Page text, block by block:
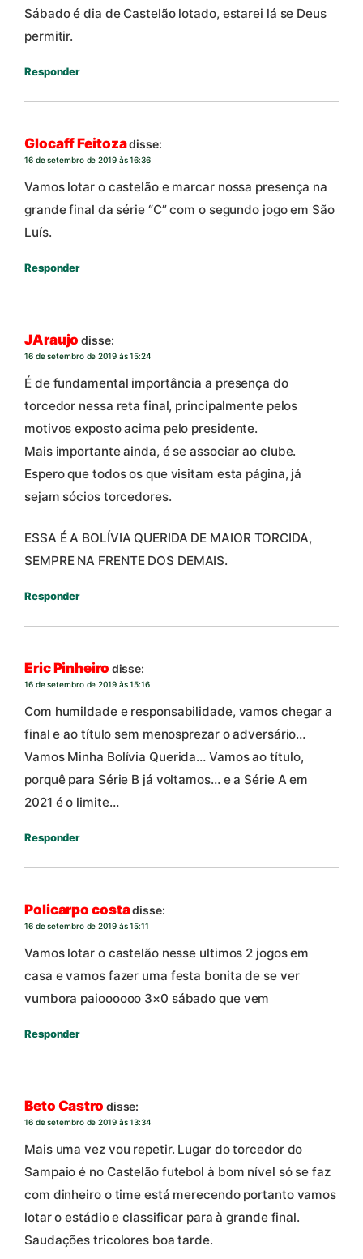
Sábado é dia de Castelão lotado, estarei lá se Deus
permitir.
Responder
Glocaff Feitozadisse:
16 de setembro de 2019 às 16:36
Vamos lotar o castelão e marcar nossa presença na
grande final da série “C” com o segundo jogo em São
Luís.
Responder
JAraujo disse:
16 de setembro de 2019 às 15:24
É de fundamental importância a presença do
torcedor nessa reta final, principalmente pelos
motivos exposto acima pelo presidente.
Mais importante ainda, é se associar ao clube.
Espero que todos os que visitam esta página, já
sejam sócios torcedores.
ESSA É A BOLÍVIA QUERIDA DE MAIOR TORCIDA,
SEMPRE NA FRENTE DOS DEMAIS.
Responder
Eric Pinheiro disse:
16 de setembro de 2019 às 15:16
Com humildade e responsabilidade, vamos chegar a
final e ao título sem menosprezar o adversário…
Vamos Minha Bolívia Querida… Vamos ao título,
porquê para Série B já voltamos… e a Série A em
2021 é o limite…
Responder
Policarpo costadisse:
16 de setembro de 2019 às 15:11
Vamos lotar o castelão nesse ultimos 2 jogos em
casa e vamos fazer uma festa bonita de se ver
vumbora paioooooo 3×0 sábado que vem
Responder
Beto Castro disse:
16 de setembro de 2019 às 13:34
Mais uma vez vou repetir. Lugar do torcedor do
Sampaio é no Castelão futebol à bom nível só se faz
com dinheiro o time está merecendo portanto vamos
lotar o estádio e classificar para à grande final.
Saudações tricolores boa tarde.